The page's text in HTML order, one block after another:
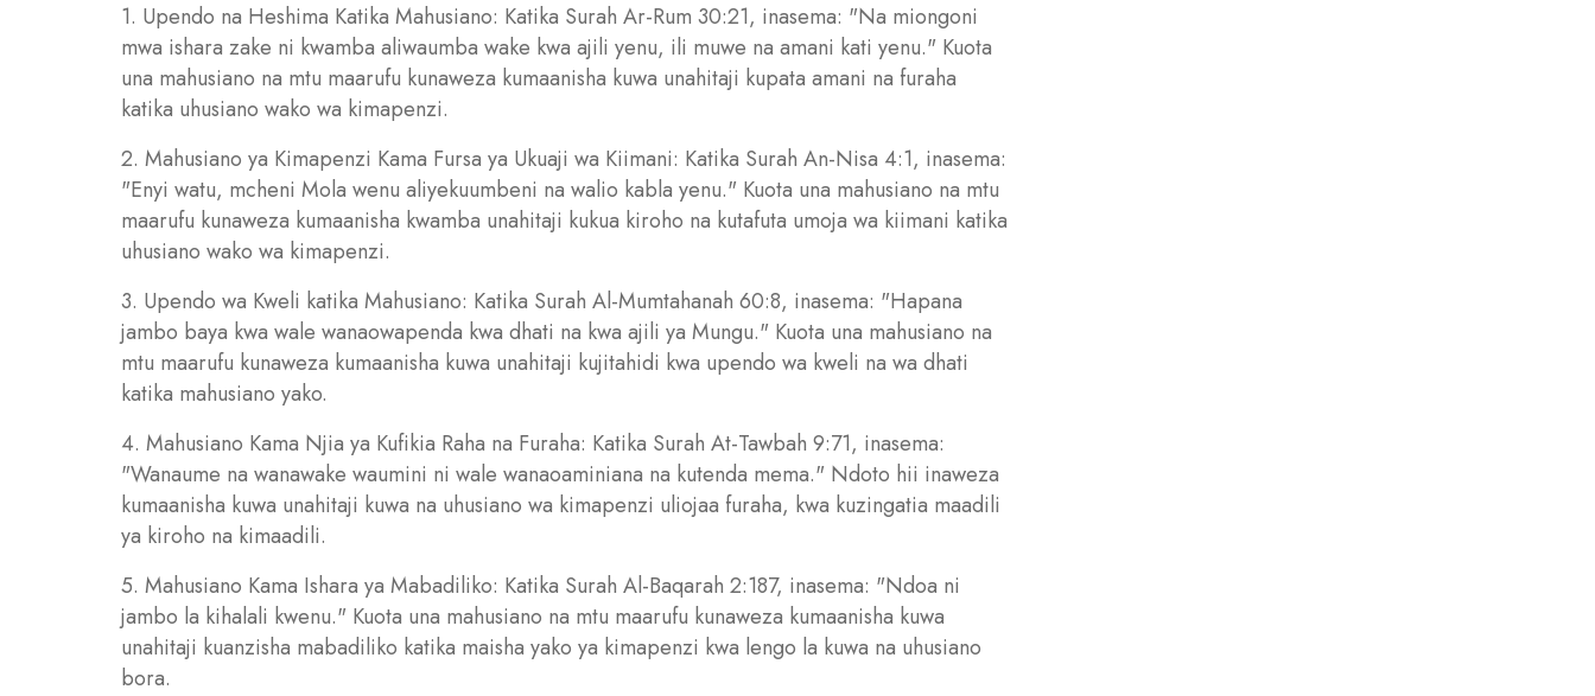
1. Upendo na Heshima Katika Mahusiano: Katika Surah Ar-Rum 30:21, inasema: "Na miongoni
mwa ishara zake ni kwamba aliwaumba wake kwa ajili yenu, ili muwe na amani kati yenu." Kuota
una mahusiano na mtu maarufu kunaweza kumaanisha kuwa unahitaji kupata amani na furaha
katika uhusiano wako wa kimapenzi.
2. Mahusiano ya Kimapenzi Kama Fursa ya Ukuaji wa Kiimani: Katika Surah An-Nisa 4:1, inasema:
"Enyi watu, mcheni Mola wenu aliyekuumbeni na walio kabla yenu." Kuota una mahusiano na mtu
maarufu kunaweza kumaanisha kwamba unahitaji kukua kiroho na kutafuta umoja wa kiimani katika
uhusiano wako wa kimapenzi.
3. Upendo wa Kweli katika Mahusiano: Katika Surah Al-Mumtahanah 60:8, inasema: "Hapana
jambo baya kwa wale wanaowapenda kwa dhati na kwa ajili ya Mungu." Kuota una mahusiano na
mtu maarufu kunaweza kumaanisha kuwa unahitaji kujitahidi kwa upendo wa kweli na wa dhati
katika mahusiano yako.
4. Mahusiano Kama Njia ya Kufikia Raha na Furaha: Katika Surah At-Tawbah 9:71, inasema:
"Wanaume na wanawake waumini ni wale wanaoaminiana na kutenda mema." Ndoto hii inaweza
kumaanisha kuwa unahitaji kuwa na uhusiano wa kimapenzi uliojaa furaha, kwa kuzingatia maadili
ya kiroho na kimaadili.
5. Mahusiano Kama Ishara ya Mabadiliko: Katika Surah Al-Baqarah 2:187, inasema: "Ndoa ni
jambo la kihalali kwenu." Kuota una mahusiano na mtu maarufu kunaweza kumaanisha kuwa
unahitaji kuanzisha mabadiliko katika maisha yako ya kimapenzi kwa lengo la kuwa na uhusiano
bora.